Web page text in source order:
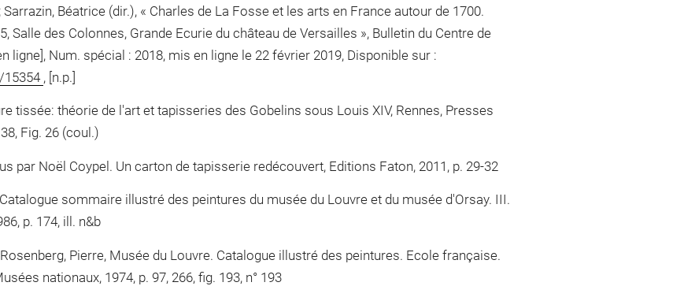
Béatrice (dir.), « Charles de La Fosse et les arts en France autour de 1700.
Salle des Colonnes, Grande Ecurie du château de Versailles », Bulletin du Centre de
ligne], Num. spécial : 2018, mis en ligne le 22 février 2019, Disponible sur :
15354 , [n.p.]
tissée: théorie de l'art et tapisseries des Gobelins sous Louis XIV, Rennes, Presses
Fig. 26 (coul.)
par Noël Coypel. Un carton de tapisserie redécouvert, Editions Faton, 2011, p. 29-32
sommaire illustré des peintures du musée du Louvre et du musée d'Orsay. III.
p. 174, ill. n&b
Pierre, Musée du Louvre. Catalogue illustré des peintures. Ecole française.
nationaux, 1974, p. 97, 266, fig. 193, n° 193